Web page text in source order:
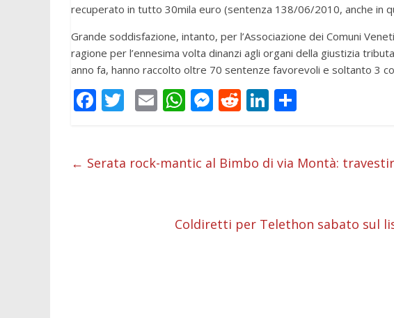
recuperato in tutto 30mila euro (sentenza 138/06/2010, anche in
Grande soddisfazione, intanto, per l’Associazione dei Comuni
ragione per l’ennesima volta dinanzi agli organi della giustizia
anno fa, hanno raccolto oltre 70 sentenze favorevoli e soltanto 3
F
b
T
er
E
l
W
s
p
p
M
e
er
R
di
Li
e
n
di
← Serata rock-mantic al Bimbo di via Montà:
Coldiretti per Telethon sabato sul